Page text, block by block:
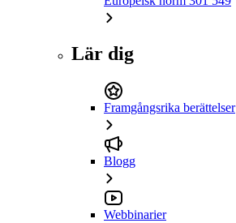
Lär dig
Framgångsrika berättelser
Blogg
Webbinarier